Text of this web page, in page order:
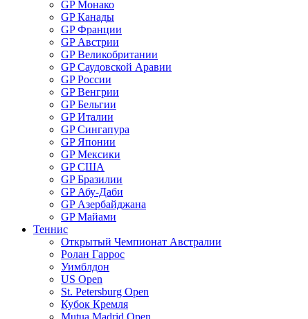
GP Монако
GP Канады
GP Франции
GP Австрии
GP Великобритании
GP Саудовской Аравии
GP России
GP Венгрии
GP Бельгии
GP Италии
GP Сингапура
GP Японии
GP Мексики
GP США
GP Бразилии
GP Абу-Даби
GP Азербайджана
GP Майами
Теннис
Открытый Чемпионат Австралии
Ролан Гаррос
Уимблдон
US Open
St. Petersburg Open
Кубок Кремля